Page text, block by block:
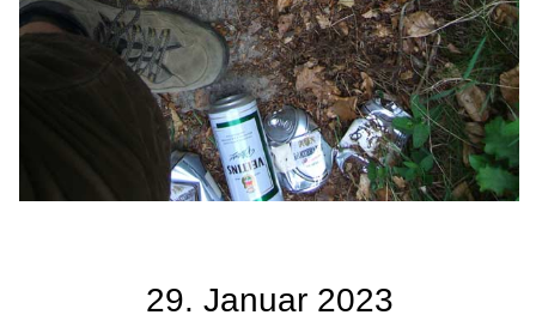
29. Januar 2023